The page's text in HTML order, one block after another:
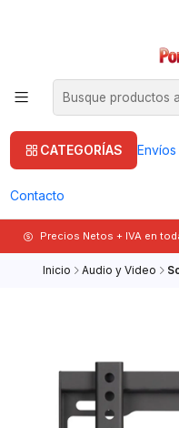
CATEGORÍAS
Contacto
Precios Netos + IVA en
Inicio Audio y Video